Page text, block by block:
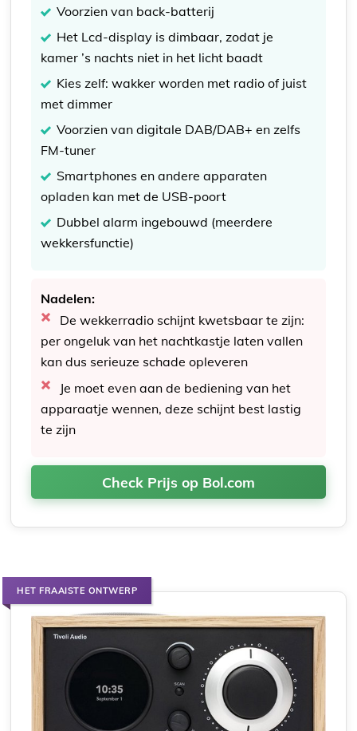
Voorzien van back-batterij
Het Lcd-display is dimbaar, zodat je
kamer ’s nachts niet in het licht baadt
Kies zelf: wakker worden met radio of juist
met dimmer
Voorzien van digitale DAB/DAB+ en zelfs
FM-tuner
Smartphones en andere apparaten
opladen kan met de USB-poort
Dubbel alarm ingebouwd (meerdere
wekkersfunctie)
Nadelen:
De wekkerradio schijnt kwetsbaar te zijn:
per ongeluk van het nachtkastje laten vallen
kan dus serieuze schade opleveren
Je moet even aan de bediening van het
apparaatje wennen, deze schijnt best lastig
te zijn
Check Prijs op Bol.com
HET FRAAISTE ONTWERP